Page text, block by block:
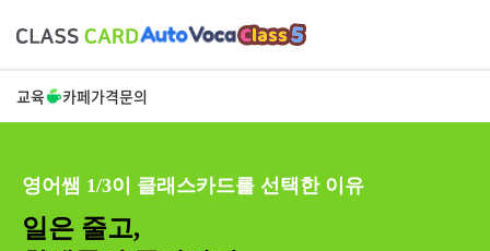
교육 카페가격문의
영어쌤 1/3이 클래스카드를 선택한 이유
일은 줄고,